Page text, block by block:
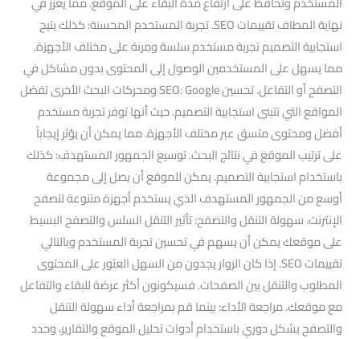
نهاية المطاف تقييمات SEO. تجربة المستخدم المحسنة: كذلك يتيح
استجابية التصميم تجربة مستخدم سلسة ومرنة على مختلف الأجهزة.
مما يسهل على المستخدمين الوصول إلى المحتوى بدون مشاكل في
التصفح أو التفاعل. تحسين SEO: Google ومحركات البحث الأخرى تفضل
المواقع التي تتبنى استجابية التصميم. حيث أنها توفر تجربة مستخدم
أفضل ومحتوى متسق عبر مختلف الأجهزة. مما يمكن أن يؤثر إيجاباً
على ترتيب الموقع في نتائج البحث. توسيع الجمهور المستهدف: كذلك
باستخدام استجابية التصميم. يمكن للموقع أن يصل إلى مجموعة
أوسع من الجمهور المستهدف الذي يستخدم أجهزة متنوعة لتصفح
الإنترنت. سهولة التنقل والتصفح: تأثير التنقل السلس والتصفح البسيط
على موقعك يمكن أن يسهم في تحسين تجربة المستخدم وبالتالي
تقييمات SEO. إذا كان الزوار يجدون من السهل العثور على المحتوى
المطلوب والتنقل بين الصفحات. فسيكونون أكثر عرضة للبقاء والتفاعل
مع موقعك. مراجعة الأداء: بينما قم بمراجعة أداء سهولة التنقل
والتصفح بشكل دوري باستخدام أدوات تحليل الموقع والتقارير، وحدد